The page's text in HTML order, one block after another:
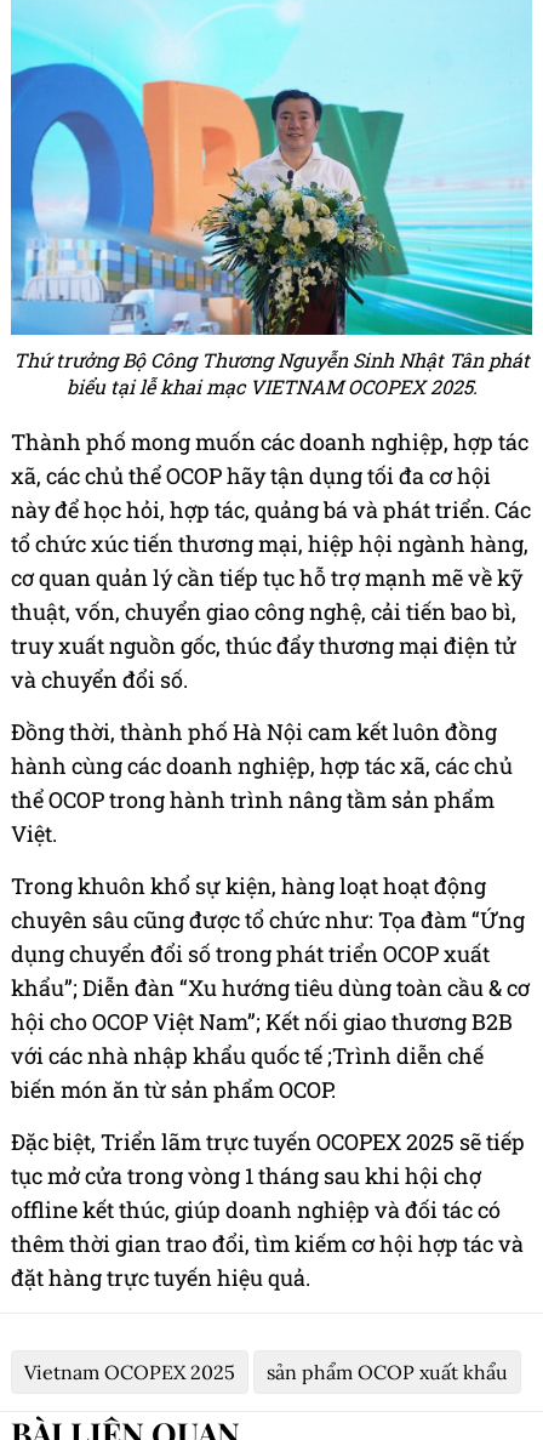
Thứ trưởng Bộ Công Thương Nguyễn Sinh Nhật Tân phát
biểu tại lễ khai mạc VIETNAM OCOPEX 2025.
Thành phố mong muốn các doanh nghiệp, hợp tác
xã, các chủ thể OCOP hãy tận dụng tối đa cơ hội
này để học hỏi, hợp tác, quảng bá và phát triển. Các
tổ chức xúc tiến thương mại, hiệp hội ngành hàng,
cơ quan quản lý cần tiếp tục hỗ trợ mạnh mẽ về kỹ
thuật, vốn, chuyển giao công nghệ, cải tiến bao bì,
truy xuất nguồn gốc, thúc đẩy thương mại điện tử
và chuyển đổi số.
Đồng thời, thành phố Hà Nội cam kết luôn đồng
hành cùng các doanh nghiệp, hợp tác xã, các chủ
thể OCOP trong hành trình nâng tầm sản phẩm
Việt.
Trong khuôn khổ sự kiện, hàng loạt hoạt động
chuyên sâu cũng được tổ chức như: Tọa đàm “Ứng
dụng chuyển đổi số trong phát triển OCOP xuất
khẩu”; Diễn đàn “Xu hướng tiêu dùng toàn cầu & cơ
hội cho OCOP Việt Nam”; Kết nối giao thương B2B
với các nhà nhập khẩu quốc tế ;Trình diễn chế
biến món ăn từ sản phẩm OCOP.
Đặc biệt, Triển lãm trực tuyến OCOPEX 2025 sẽ tiếp
tục mở cửa trong vòng 1 tháng sau khi hội chợ
offline kết thúc, giúp doanh nghiệp và đối tác có
thêm thời gian trao đổi, tìm kiếm cơ hội hợp tác và
đặt hàng trực tuyến hiệu quả.
Vietnam OCOPEX 2025 sản phẩm OCOP xuất khẩu